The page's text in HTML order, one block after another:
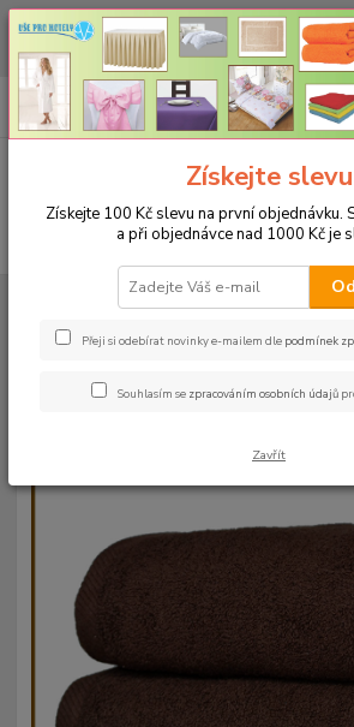
CHCETE NAKOUPIT VĚTŠÍ MNOŽSTVÍ
CENU? Klikněte ZDE
CZK
+420 773 794 023
Pondělí-pátek 9-16 hodin
RUČNÍKY A OSUŠKY
Osušky
Osuška 70x140cm -
500g/m2
Získejte slevu
Získejte 100 Kč slevu na první objednávku.
a při objednávce nad 1000 Kč je
Přeji si odebírat novinky e-mailem dle podmínek
Souhlasím se zpracováním osobních údajů
Zavřít